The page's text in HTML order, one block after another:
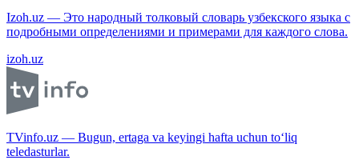
Izoh.uz — Это народный толковый словарь узбекского языка с
подробными определениями и примерами для каждого слова.
izoh.uz
TVinfo.uz — Bugun, ertaga va keyingi hafta uchun to‘liq
teledasturlar.